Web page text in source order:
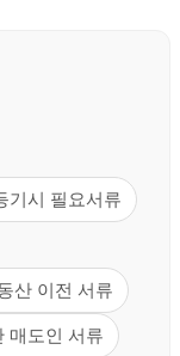
기시 필요서류
산 이전 서류
매도인 서류